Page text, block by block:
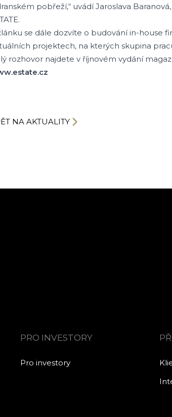
pobřeží,“ uvádí Jaroslava
se dále dozvíte o budování in-house
projektech, na kterých skupina
rozhovor najdete v říjnovém vydání
NA AKTUALITY
PRO INVESTORY
Pro investory